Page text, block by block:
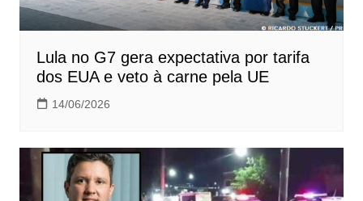
Lula no G7 gera expectativa por tarifa
dos EUA e veto à carne pela UE
14/06/2026